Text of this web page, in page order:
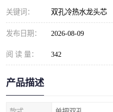
关键词： 双孔冷热水龙头芯
发布日期： 2026-08-09
阅 读 量： 342
产品描述